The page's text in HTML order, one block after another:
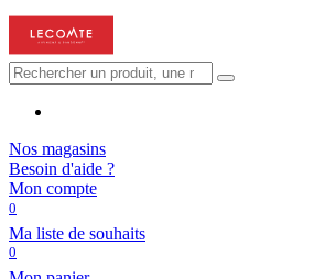
Nos magasins
Besoin d'aide ?
Mon compte
0
Ma liste de souhaits
0